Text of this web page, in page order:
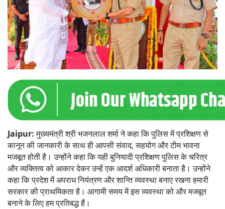
Jaipur:मुख्यमंत्री श्री भजनलाल शर्मा ने कहा कि पुलिस में प्रशिक्षण से
कानून की जानकारी के साथ ही आपसी संवाद, सहयोग और टीम भावना
मजबूत होती है। उन्होंने कहा कि यही बुनियादी प्रशिक्षण पुलिस के चरित्र
और व्यक्तित्व को आकार देकर उन्हें एक आदर्श अधिकारी बनाता है। उन्होंने
कहा कि प्रदेश में अपराध नियंत्रण और शान्ति व्यवस्था बनाए रखना हमारी
सरकार की प्राथमिकता है। आगामी समय में इस व्यवस्था को और मजबूत
बनाने के लिए हम प्रतिबद्ध हैं।